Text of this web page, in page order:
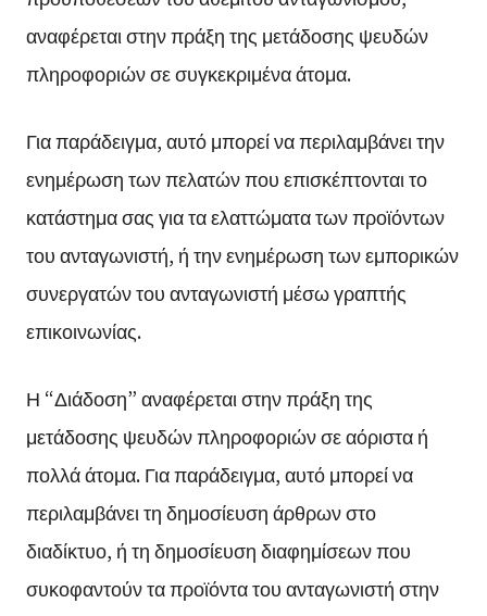
αναφέρεται στην πράξη της μετάδοσης ψευδών
πληροφοριών σε συγκεκριμένα άτομα.
Για παράδειγμα, αυτό μπορεί να περιλαμβάνει την
ενημέρωση των πελατών που επισκέπτονται το
κατάστημα σας για τα ελαττώματα των προϊόντων
του ανταγωνιστή, ή την ενημέρωση των εμπορικών
συνεργατών του ανταγωνιστή μέσω γραπτής
επικοινωνίας.
Η “Διάδοση” αναφέρεται στην πράξη της
μετάδοσης ψευδών πληροφοριών σε αόριστα ή
πολλά άτομα. Για παράδειγμα, αυτό μπορεί να
περιλαμβάνει τη δημοσίευση άρθρων στο
διαδίκτυο, ή τη δημοσίευση διαφημίσεων που
συκοφαντούν τα προϊόντα του ανταγωνιστή στην